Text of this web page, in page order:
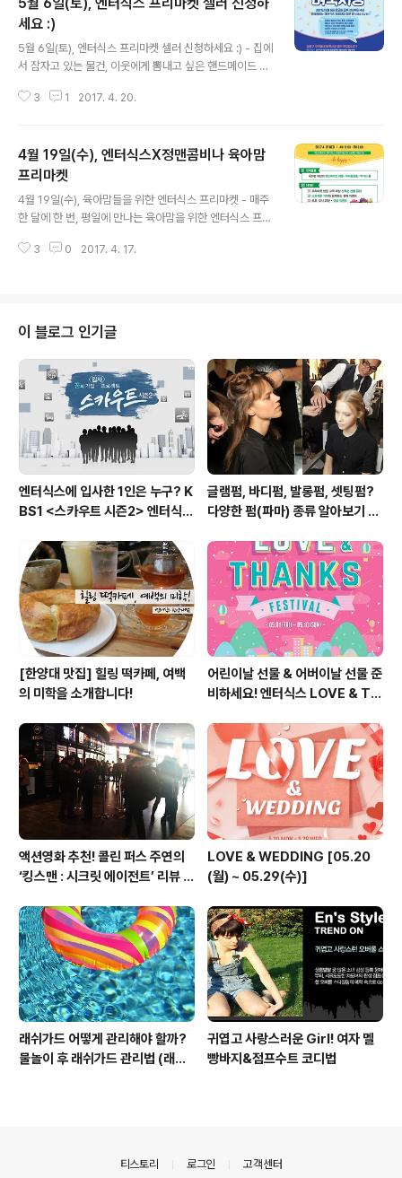
세요 :)
5월 6일(토), 엔터식스 프리마켓 셀러 신청하세요 :) - 집에
서 잠자고 있는 물건, 이웃에게 뽐내고 싶은 핸드메이드 물
과 나누세요! 4월 30일(일)까지 모집 엔터식스 파크에비뉴
은 핸드메이드 물건을 사고 파는 엔터식스 프리마켓 셀러
로 참가해보세요! 그동안 엔터식스 한양대점에서 주말 프
리마켓을 진행하면서 셀러로 나서고 싶다는 고객님의 문의
가 참 많았습니다. 생활용품, 의류, 액세서리, 수제 먹거리,
인테리어 소품, 패션 소품 등 다양한 물품으로 신청해주세
요! ※ 중고물품, 직접 만든 물건은 가능하지만, 사입품은 마
3 1 2017. 4. 20.
4월 19일(수), 엔터식스X정맨콤비나 육아맘
프리마켓
4월 19일(수), 육아맘들을 위한 엔터식스 프리마켓 - 매주
한 달에 한 번, 평일에 만나는 육아맘을 위한 엔터식스 프리
나가 함께하는 육아맘 프리마켓이 찾아옵니다. 1월부터 시
전 11시부터 오후 3시까지 총 4시간 진행됩니다 :) 하지만
모두들 기다리고 계시는 경품추첨이벤트는 오후 2시에 시
작되니 그 전에 오셔서 구경도 하시고, 좋은 물건 득템도 하
시고, 경품도 타신다면 일석삼조 아니겠어요?^^ #엔터식
스 #정맨콤비나 #프리마켓 #엔터식스와_정맨콤비나가_
함께하는_프리마켓 빠질 ..
3 0 2017. 4. 17.
이 블로그 인기글
엔터식스에 입사한 1인은 누구? K
BS1 <스카우트 시즌2> 엔터식스
글램펌, 바디펌, 발롱펌, 셋팅펌?
다양한 펌(파마) 종류 알아보기 여
[한양대 맛집] 힐링 떡카페, 여백
의 미학을 소개합니다!
어린이날 선물 & 어버이날 선물 준
비하세요! 엔터식스 LOVE & TH
~ 05.10]
액션영화 추천! 콜린 퍼스 주연의
‘킹스맨 : 시크릿 에이전트’ 리뷰 &
LOVE & WEDDING [05.20
(월) ~ 05.29(수)]
래쉬가드 어떻게 관리해야 할까?
물놀이 후 래쉬가드 관리법 (래쉬
귀엽고 사랑스러운 Girl! 여자 멜
빵바지&점프수트 코디법
티스토리 로그인 고객센터